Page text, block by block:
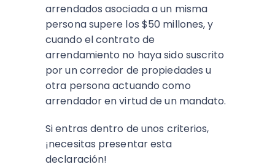
arrendados asociada a un misma
persona supere los $50 millones, y
cuando el contrato de
arrendamiento no haya sido suscrito
por un corredor de propiedades u
otra persona actuando como
arrendador en virtud de un mandato.
Si entras dentro de unos criterios,
¡necesitas presentar esta
declaración!